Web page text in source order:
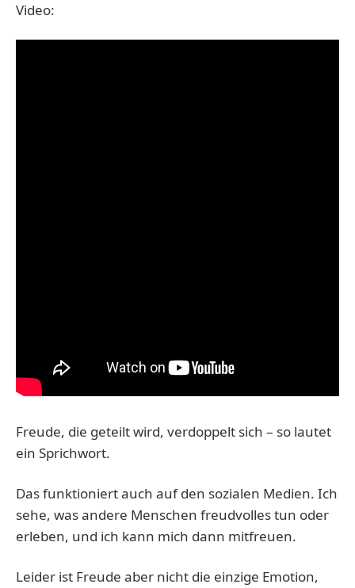
Video:
Freude, die geteilt wird, verdoppelt sich – so lautet
ein Sprichwort.
Das funktioniert auch auf den sozialen Medien. Ich
sehe, was andere Menschen freudvolles tun oder
erleben, und ich kann mich dann mitfreuen.
Leider ist Freude aber nicht die einzige Emotion,